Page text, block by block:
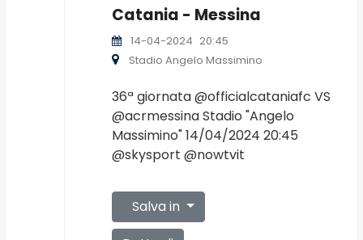
Catania - Messina
14-04-2024 20:45
Stadio Angelo Massimino
36ª giornata @officialcataniafc VS
@acrmessina Stadio "Angelo
Massimino" 14/04/2024 20:45
@skysport @nowtvit
Salva in